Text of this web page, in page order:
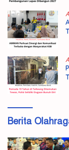
Berita